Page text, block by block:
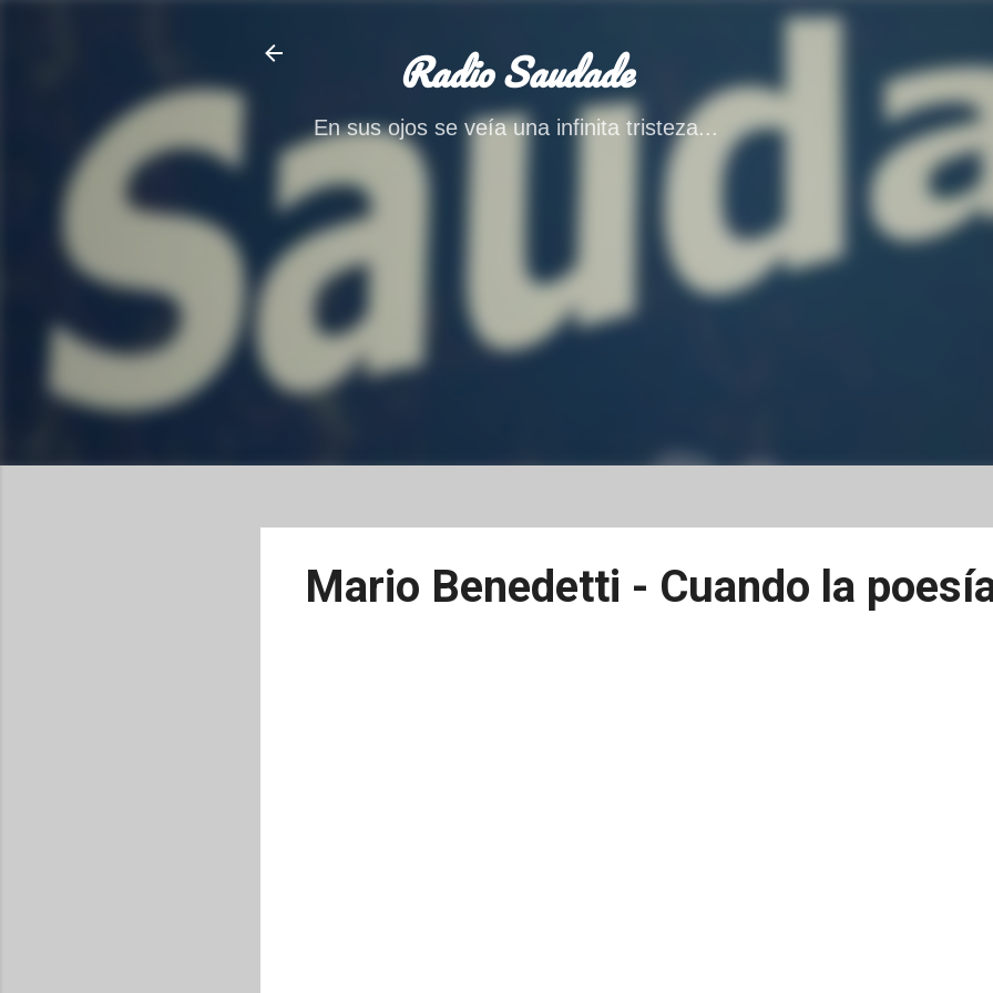
Ir al contenido principal
Radio Saudade
En sus ojos se veía una infinita tristeza...
Mario Benedetti - Cuando la